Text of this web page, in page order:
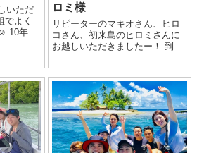
いただ
でよく
10年ほ
プ島1
ロミ様
リピーターのマキオさん、ヒロ
コさん、初来島のヒロミさんに
お越しいただきましたー！ 到着
星丸、清澄丸、 3日目はサンパ
ラ、ジープ島のハウスリーフ
久々のジープ島はいかがでした
でしょうか？ 満...